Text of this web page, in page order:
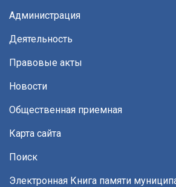
Администрация
Деятельность
Правовые акты
Новости
Общественная приемная
Карта сайта
Поиск
Электронная Книга памяти